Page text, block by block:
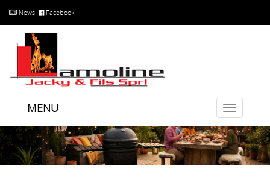
News Facebook
Toggle
MENU